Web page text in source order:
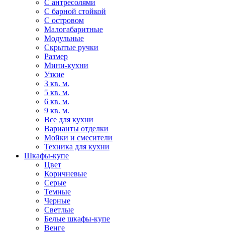
С антресолями
С барной стойкой
С островом
Малогабаритные
Модульные
Скрытые ручки
Размер
Мини-кухни
Узкие
3 кв. м.
5 кв. м.
6 кв. м.
9 кв. м.
Все для кухни
Варианты отделки
Мойки и смесители
Техника для кухни
Шкафы-купе
Цвет
Коричневые
Серые
Темные
Черные
Светлые
Белые шкафы-купе
Венге